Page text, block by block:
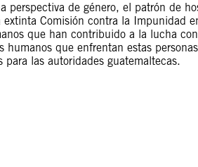
perspectiva de género, el patrón de
Comisión contra la Impunidad
que han contribuido a la lucha
humanos que enfrentan estas
para las autoridades guatemaltecas.